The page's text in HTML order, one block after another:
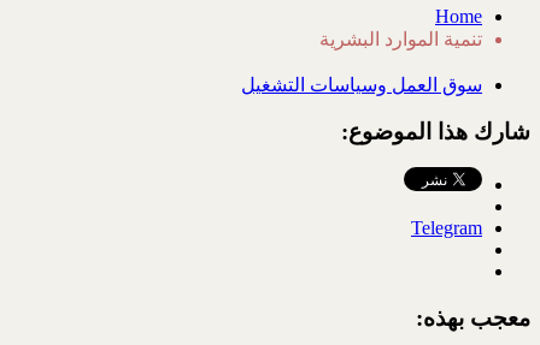
Home
تنمية الموارد البشرية
سوق العمل وسياسات التشغيل
شارك هذا الموضوع:
Telegram
معجب بهذه: